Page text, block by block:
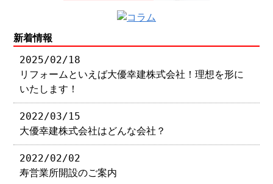
新着情報
2025/02/18
リフォームといえば大優幸建株式会社！理想を形に
いたします！
2022/03/15
大優幸建株式会社はどんな会社？
2022/02/02
寿営業所開設のご案内